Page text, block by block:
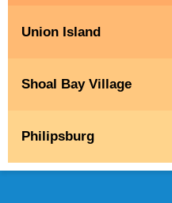
Union Island
Shoal Bay Village
Philipsburg